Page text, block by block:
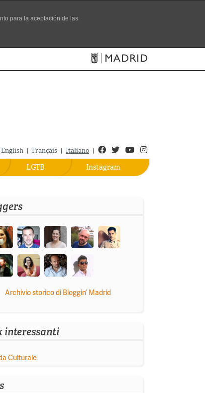
para la aceptación de las
Sitio ufficiale del Turismo
English Français Italiano Facebook
TwitterYoutube
Instagram
Instagram
LGTB
Archivio storico di Bloggin’ Madrid
interessanti
Culturale